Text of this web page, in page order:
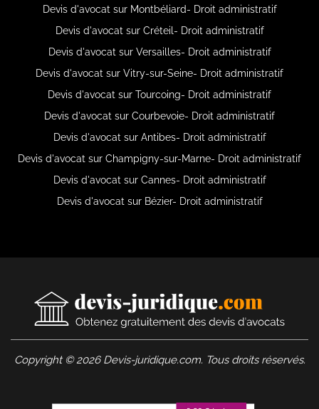
Devis d'avocat sur Montbéliard- Droit administratif
Devis d'avocat sur Créteil- Droit administratif
Devis d'avocat sur Versailles- Droit administratif
Devis d'avocat sur Vitry-sur-Seine- Droit administratif
Devis d'avocat sur Tourcoing- Droit administratif
Devis d'avocat sur Courbevoie- Droit administratif
Devis d'avocat sur Antibes- Droit administratif
Devis d'avocat sur Champigny-sur-Marne- Droit administratif
Devis d'avocat sur Cannes- Droit administratif
Devis d'avocat sur Bézier- Droit administratif
Copyright © 2026 Devis-juridique.com. Tous droits réservés.